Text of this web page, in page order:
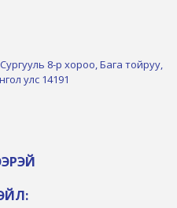
8-р хороо, Бага тойруу,
улс 14191